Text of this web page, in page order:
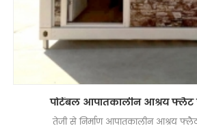
पोर्टेबल आपातकालीन आश्रय
तेजी से निर्माण आपातकालीन आश्रय